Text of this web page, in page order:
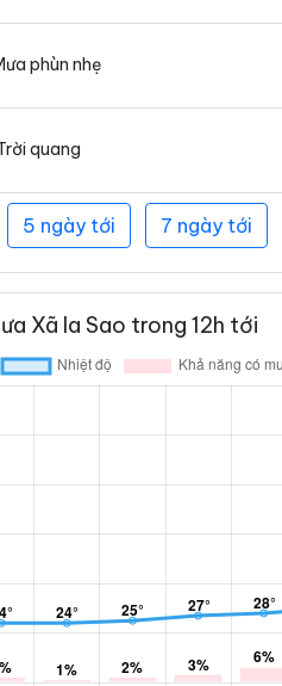
phùn nhẹ
quang
5 ngày tới 7 ngày tới
Xã Ia Sao trong 12h tới